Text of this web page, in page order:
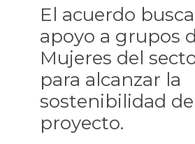
El acuerdo
apoyo a grupos
Mujeres del
para alcanzar la
sostenibilidad
proyecto.